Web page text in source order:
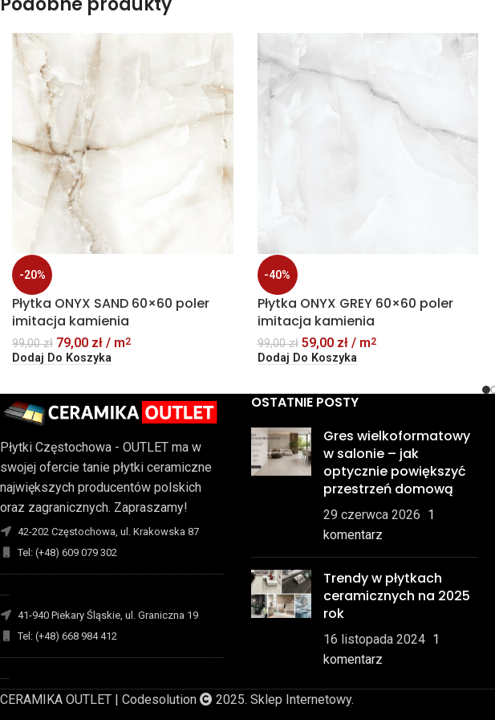
-20%
Płytka ONYX SAND 60×60 poler
imitacja kamienia
99,00zł 79,00 zł / m2
Dodaj Do Koszyka
-40%
Płytka ONYX GREY 60×60 poler
imitacja kamienia
99,00zł 59,00 zł / m2
Dodaj Do Koszyka
Płytki Częstochowa - OUTLET ma w
swojej ofercie tanie płytki ceramiczne
największych producentów polskich
oraz zagranicznych. Zapraszamy!
42-202 Częstochowa, ul. Krakowska 87
Tel: (+48) 609 079 302
----------------------------------------------------------------------
---
41-940 Piekary Śląskie, ul. Graniczna 19
Tel: (+48) 668 984 412
----------------------------------------------------------------------
---
OSTATNIE POSTY
Gres wielkoformatowy
w salonie – jak
optycznie powiększyć
przestrzeń domową
29 czerwca 2026 1
komentarz
Trendy w płytkach
ceramicznych na 2025
rok
16 listopada 2024 1
komentarz
CERAMIKA OUTLET | Codesolution 2025. Sklep Internetowy.